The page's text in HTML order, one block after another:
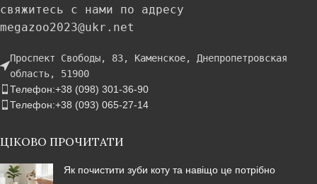
свяжитесь с нами по адресу
megazoo2023@ukr.net
Проспект Свободы, 83, Каменское, Днепропетровская
область, 51900
Телефон:+38 (098) 301-36-90
Телефон:+38 (093) 065-27-14
ЦІКОВО ПРОЧИТАТИ
Як почистити зуби коту та навіщо це потрібно